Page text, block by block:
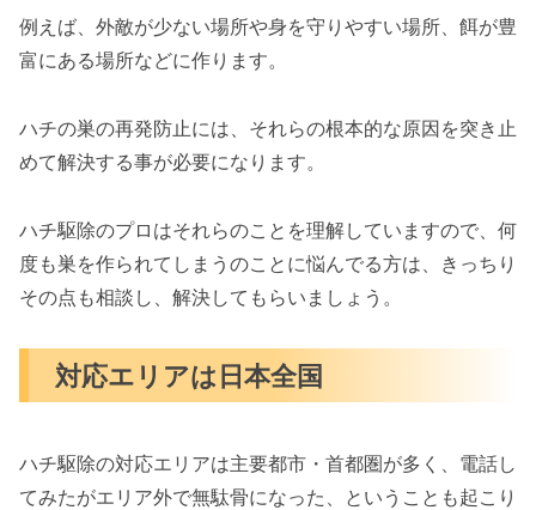
例えば、外敵が少ない場所や身を守りやすい場所、餌が豊
富にある場所などに作ります。
ハチの巣の再発防止には、それらの根本的な原因を突き止
めて解決する事が必要になります。
ハチ駆除のプロはそれらのことを理解していますので、何
度も巣を作られてしまうのことに悩んでる方は、きっちり
その点も相談し、解決してもらいましょう。
対応エリアは日本全国
ハチ駆除の対応エリアは主要都市・首都圏が多く、電話し
てみたがエリア外で無駄骨になった、ということも起こり